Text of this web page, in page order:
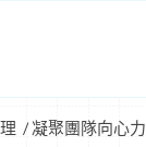
/ 凝聚團隊向心力